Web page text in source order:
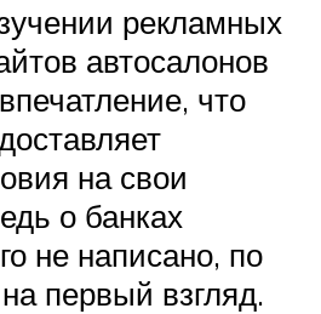
рекламных
автосалонов
что
на свои
о банках
не написано, по
первый взгляд.